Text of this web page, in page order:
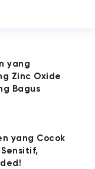
yang
Zinc Oxide
Bagus
yang Cocok